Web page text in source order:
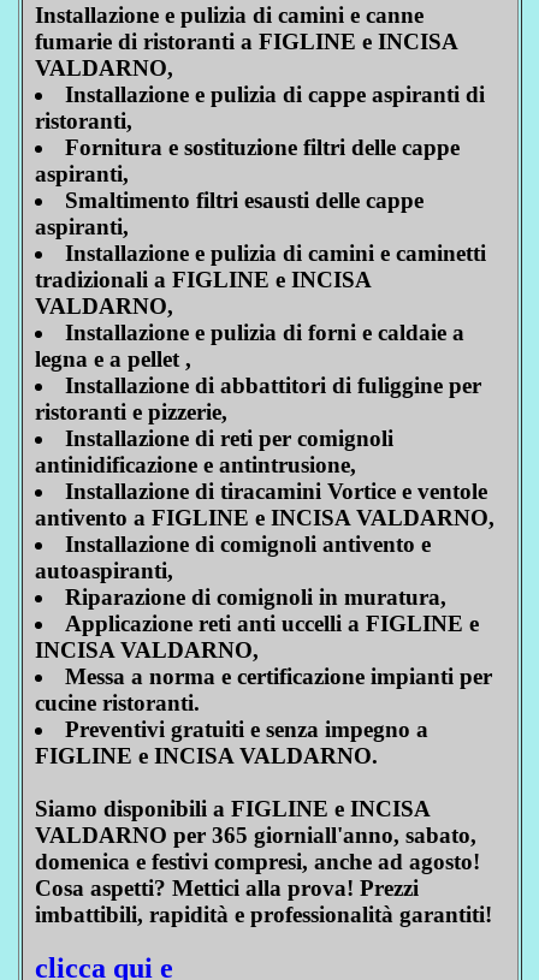
Installazione e pulizia di camini e canne
fumarie di ristoranti a FIGLINE e INCISA
VALDARNO,
Installazione e pulizia di cappe aspiranti di
ristoranti,
Fornitura e sostituzione filtri delle cappe
aspiranti,
Smaltimento filtri esausti delle cappe
aspiranti,
Installazione e pulizia di camini e caminetti
tradizionali a FIGLINE e INCISA
VALDARNO,
Installazione e pulizia di forni e caldaie a
legna e a pellet ,
Installazione di abbattitori di fuliggine per
ristoranti e pizzerie,
Installazione di reti per comignoli
antinidificazione e antintrusione,
Installazione di tiracamini Vortice e ventole
antivento a FIGLINE e INCISA VALDARNO,
Installazione di comignoli antivento e
autoaspiranti,
Riparazione di comignoli in muratura,
Applicazione reti anti uccelli a FIGLINE e
INCISA VALDARNO,
Messa a norma e certificazione impianti per
cucine ristoranti.
Preventivi gratuiti e senza impegno a
FIGLINE e INCISA VALDARNO.
Siamo disponibili a FIGLINE e INCISA
VALDARNO per 365 giorniall'anno, sabato,
domenica e festivi compresi, anche ad agosto!
Cosa aspetti? Mettici alla prova! Prezzi
imbattibili, rapidità e professionalità garantiti!
clicca qui e